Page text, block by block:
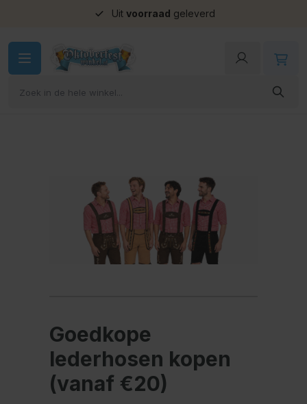
Uit voorraad geleverd
Goedkope
lederhosen kopen
(vanaf €20)